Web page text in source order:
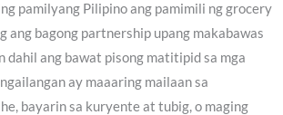
pamilyang Pilipino ang pamimili ng grocery
ang bagong partnership upang makabawas
dahil ang bawat pisong matitipid sa mga
ay maaaring mailaan sa
bayarin sa kuryente at tubig, o maging